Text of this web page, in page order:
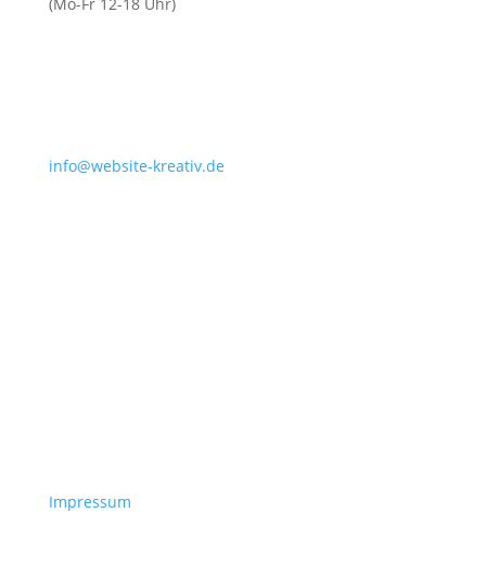
info@website-kreativ.de
Impressum